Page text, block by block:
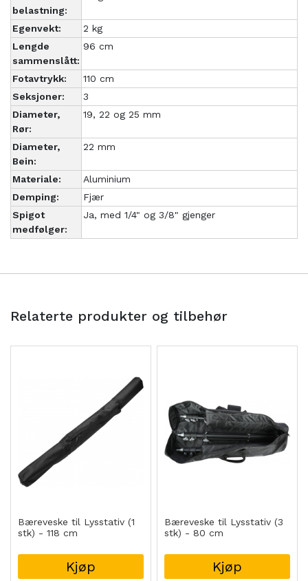
belastning:
Egenvekt:
2 kg
Lengde
sammenslått:
96 cm
Fotavtrykk:
110 cm
Seksjoner:
3
Diameter,
Rør:
19, 22 og 25 mm
Diameter,
Bein:
22 mm
Materiale:
Aluminium
Demping:
Fjær
Spigot
medfølger:
Ja, med 1/4" og 3/8" gjenger
Relaterte produkter og tilbehør
Bæreveske til Lysstativ (1
stk) - 118 cm
Kjøp
Bæreveske til Lysstativ (3
stk) - 80 cm
Kjøp